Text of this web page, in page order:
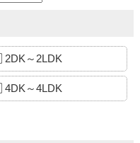
2DK～2LDK
4DK～4LDK